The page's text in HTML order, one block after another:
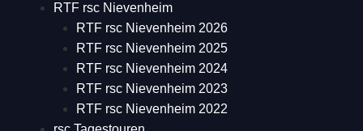
RTF rsc Nievenheim
RTF rsc Nievenheim 2026
RTF rsc Nievenheim 2025
RTF rsc Nievenheim 2024
RTF rsc Nievenheim 2023
RTF rsc Nievenheim 2022